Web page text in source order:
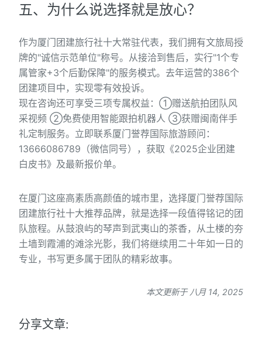
五、为什么说选择就是放心？
作为厦门团建旅行社十大常驻代表，我们拥有文旅局授
牌的"诚信示范单位"称号。从接洽到售后，实行"1个专
属管家+3个后勤保障"的服务模式。去年运营的386个
团建项目中，实现零有效投诉。
现在咨询还可享受三项专属权益：①赠送航拍团队风
采视频 ②免费使用智能跟拍机器人 ③获赠闽南伴手
礼定制服务。立即联系厦门誉荐国际旅游顾问：
13666086789（微信同号），获取《2025企业团建
白皮书》及最新报价单。
在厦门这座高素质高颜值的城市里，选择厦门誉荐国际
团建旅行社十大推荐品牌，就是选择一段值得铭记的团
队旅程。从鼓浪屿的琴声到武夷山的茶香，从土楼的夯
土墙到霞浦的滩涂光影，我们将继续用二十年如一日的
专业，书写更多属于团队的精彩故事。
本文更新于 八月 14, 2025
分享文章: